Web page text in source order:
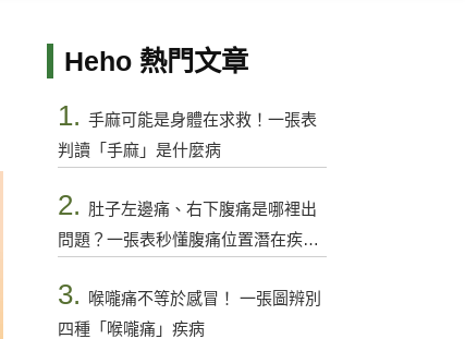
Heho 熱門文章
1. 手麻可能是身體在求救！一張表
判讀「手麻」是什麼病
2. 肚子左邊痛、右下腹痛是哪裡出
問題？一張表秒懂腹痛位置潛在疾病
3.
喉嚨痛不等於感冒！ 一張圖辨別
四種「喉嚨痛」疾病